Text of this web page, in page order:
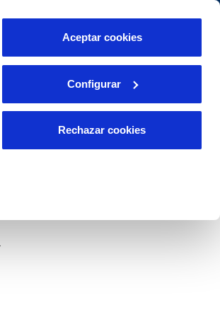
Aceptar cookies
Configurar
Rechazar cookies
anomalías o posibles
Área de clientes